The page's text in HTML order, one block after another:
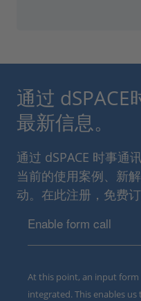
通过
最新信息。
通过 dSPACE 时事通
当前的使用案例、新
动。在此注册，免费订
Enable form call
At this point, an input form
integrated. This enables